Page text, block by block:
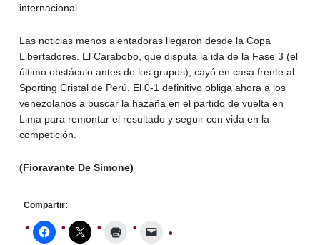
internacional.
Las noticias menos alentadoras llegaron desde la Copa
Libertadores. El Carabobo, que disputa la ida de la Fase 3 (el
último obstáculo antes de los grupos), cayó en casa frente al
Sporting Cristal de Perú. El 0-1 definitivo obliga ahora a los
venezolanos a buscar la hazaña en el partido de vuelta en
Lima para remontar el resultado y seguir con vida en la
competición.
(Fioravante De Simone)
Compartir: